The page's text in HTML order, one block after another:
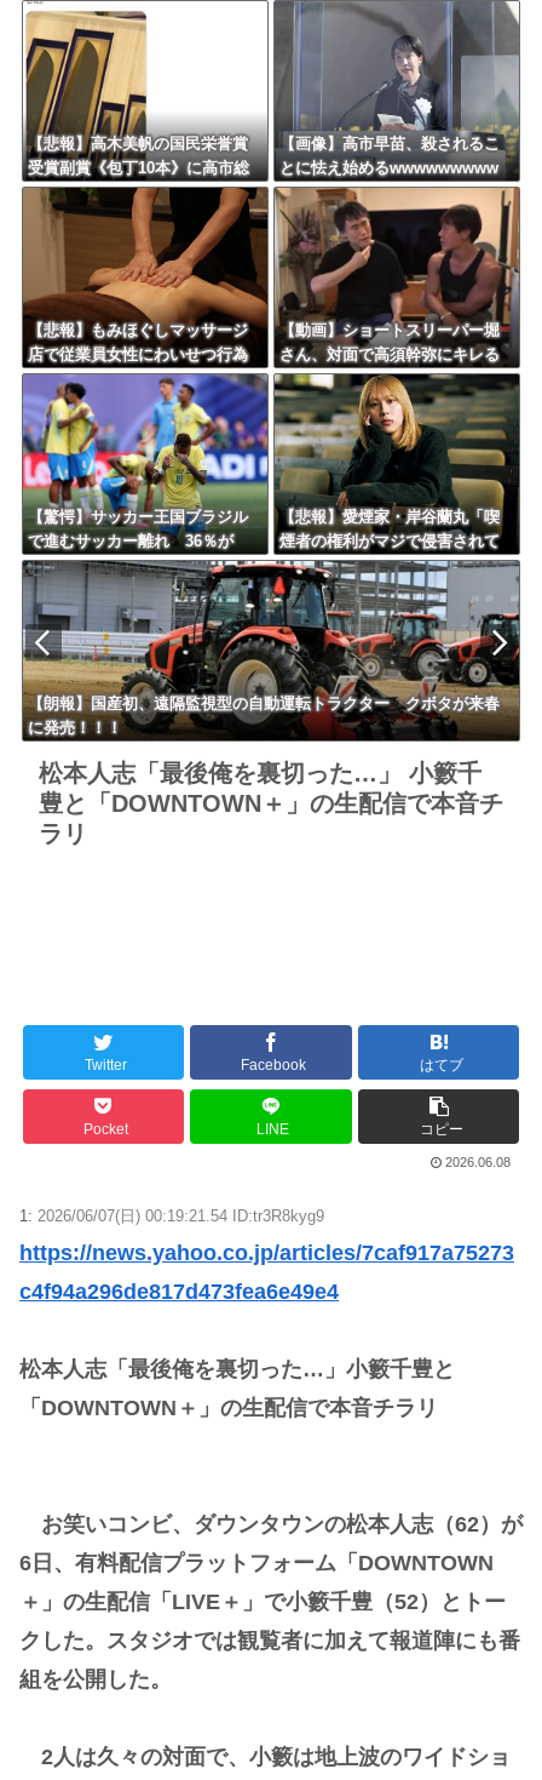
Powered by livedoor 相互RSS
されるｗｗｗｗｗｗｗｗｗ
い」 ←何でこの主張が通らな
【悲報】高木美帆の国民栄誉賞
受賞副賞《包丁10本》に高市総
理の名前も刻印ｗｗｗｗｗｗｗ
ｗｗ
【画像】高市早苗、殺されるこ
とに怯え始めるwwwwwwwww
【悲報】もみほぐしマッサージ
店で従業員女性にわいせつ行為
かで男を逮捕ｗｗｗｗｗｗｗｗ
ｗ
【動画】ショートスリーパー堀
さん、対面で高須幹弥にキレる
ｗｗｗｗｗｗｗｗｗ
【驚愕】サッカー王国ブラジル
で進むサッカー離れ 36％が
「関心なし」
【悲報】愛煙家・岸谷蘭丸「喫
煙者の権利がマジで侵害されて
る」と私見 「いくら税金を
我々が払ってるんだと」
【朗報】国産初、遠隔監視型の自動運転トラクター クボタが来春
に発売！！！
松本人志「最後俺を裏切った…」 小籔千
豊と「DOWNTOWN＋」の生配信で本音チ
ラリ
Twitter Facebook はてブ
Pocket LINE コピー
2026.06.08
1: 2026/06/07(日) 00:19:21.54 ID:tr3R8kyg9
https://news.yahoo.co.jp/articles/7caf917a75273
c4f94a296de817d473fea6e49e4
松本人志「最後俺を裏切った…」小籔千豊と
「DOWNTOWN＋」の生配信で本音チラリ
お笑いコンビ、ダウンタウンの松本人志（62）が
6日、有料配信プラットフォーム「DOWNTOWN
＋」の生配信「LIVE＋」で小籔千豊（52）とトー
クした。スタジオでは観覧者に加えて報道陣にも番
組を公開した。
2人は久々の対面で、小籔は地上波のワイドショ